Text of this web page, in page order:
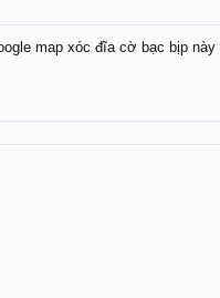
map xóc đĩa cờ bạc bịp này